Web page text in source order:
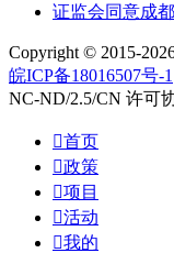
证监会同意成
Copyright © 2015-
皖ICP备18016507号-1
NC-ND/2.5/CN 许可
首页
政策
项目
活动
我的